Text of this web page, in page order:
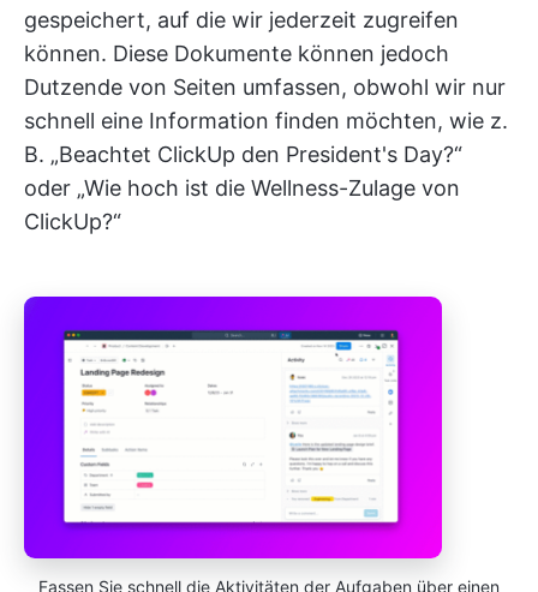
gespeichert, auf die wir jederzeit zugreifen
können. Diese Dokumente können jedoch
Dutzende von Seiten umfassen, obwohl wir nur
schnell eine Information finden möchten, wie z.
B. „Beachtet ClickUp den President's Day?“
oder „Wie hoch ist die Wellness-Zulage von
ClickUp?“
Fassen Sie schnell die Aktivitäten der Aufgaben über einen